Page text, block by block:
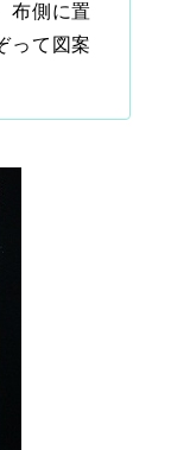
布側に置
って図案